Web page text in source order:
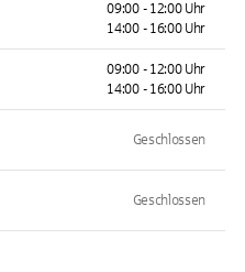
09:00 - 12:00 Uhr
14:00 - 16:00 Uhr
09:00 - 12:00 Uhr
14:00 - 16:00 Uhr
Geschlossen
Geschlossen